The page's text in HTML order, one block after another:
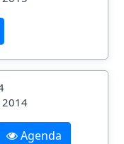
2014
Agenda